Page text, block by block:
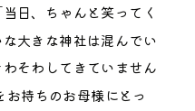
日、ちゃんと笑ってく
大きな神社は混んでい
そわしてきていません
持ちのお母様にとっ